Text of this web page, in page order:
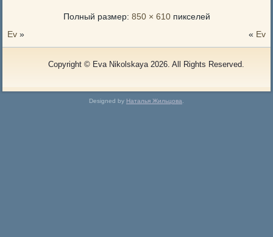
Полный размер: 850 × 610пикселей
Ev » « Ev
Copyright © Eva Nikolskaya 2026. All Rights Reserved.
Designed by Наталья Жильцова